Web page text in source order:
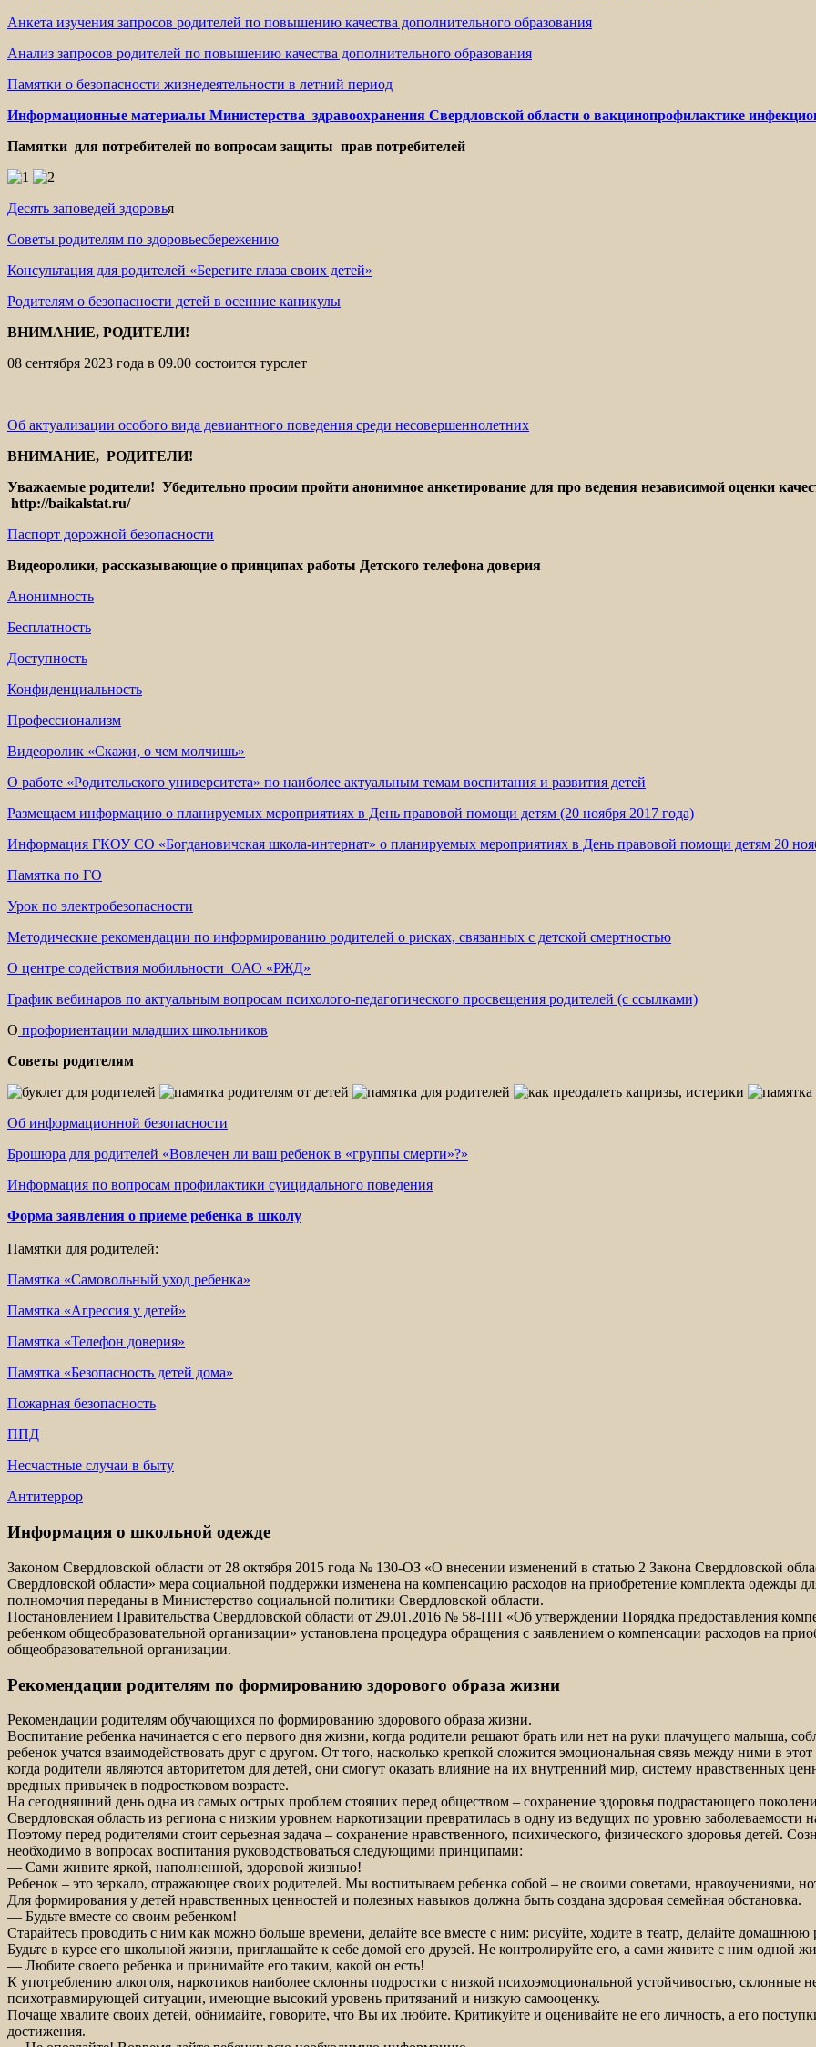
Анкета изучения запросов родителей по повышению качества дополнительного образования
Анализ запросов родителей по повышению качества дополнительного образования
Памятки о безопасности жизнедеятельности в летний период
Информационные материалы Министерства здравоохранения Свердловской области о вакцинопрофилактике
Памятки для потребителей по вопросам защиты прав потребителей
Десять заповедей здоровья
Советы родителям по здоровьесбережению
Консультация для родителей «Берегите глаза своих детей»
Родителям о безопасности детей в осенние каникулы
ВНИМАНИЕ, РОДИТЕЛИ!
08 сентября 2023 года в 09.00 состоится турслет
Об актуализации особого вида девиантного поведения среди несовершеннолетних
ВНИМАНИЕ, РОДИТЕЛИ!
Уважаемые родители! Убедительно просим пройти анонимное анкетирование для про ведения независимой оценки
http://baikalstat.ru/
Паспорт дорожной безопасности
Видеоролики, рассказывающие о принципах работы Детского телефона доверия
Анонимность
Бесплатность
Доступность
Конфиденциальность
Профессионализм
Видеоролик «Скажи, о чем молчишь»
О работе «Родительского университета» по наиболее актуальным темам воспитания и развития детей
Размещаем информацию о планируемых мероприятиях в День правовой помощи детям (20 ноября 2017 года)
Информация ГКОУ СО «Богдановичская школа-интернат» о планируемых мероприятиях в День правовой помощи детям 20
Памятка по ГО
Урок по электробезопасности
Методические рекомендации по информированию родителей о рисках, связанных с детской смертностью
О центре содействия мобильности ОАО «РЖД»
График вебинаров по актуальным вопросам психолого-педагогического просвещения родителей (с ссылками)
О профориентации младших школьников
Советы родителям
Об информационной безопасности
Брошюра для родителей «Вовлечен ли ваш ребенок в «группы смерти»?»
Информация по вопросам профилактики суицидального поведения
Форма заявления о приеме ребенка в школу
Памятки для родителей:
Памятка «Самовольный уход ребенка»
Памятка «Агрессия у детей»
Памятка «Телефон доверия»
Памятка «Безопасность детей дома»
Пожарная безопасность
ППД
Несчастные случаи в быту
Антитеррор
Информация о школьной одежде
Законом Свердловской области от 28 октября 2015 года № 130-ОЗ «О внесении изменений в статью 2 Закона Свердловской
Свердловской области» мера социальной поддержки изменена на компенсацию расходов на приобретение комплекта одежды
полномочия переданы в Министерство социальной политики Свердловской области.
Постановлением Правительства Свердловской области от 29.01.2016 № 58-ПП «Об утверждении Порядка предоставления
ребенком общеобразовательной организации» установлена процедура обращения с заявлением о компенсации расходов на
общеобразовательной организации.
Рекомендации родителям по формированию здорового образа жизни
Рекомендации родителям обучающихся по формированию здорового образа жизни.
Воспитание ребенка начинается с его первого дня жизни, когда родители решают брать или нет на руки плачущего малыша,
ребенок учатся взаимодействовать друг с другом. От того, насколько крепкой сложится эмоциональная связь между ними в
когда родители являются авторитетом для детей, они смогут оказать влияние на их внутренний мир, систему нравственных
вредных привычек в подростковом возрасте.
На сегодняшний день одна из самых острых проблем стоящих перед обществом – сохранение здоровья подрастающего
Свердловская область из региона с низким уровнем наркотизации превратилась в одну из ведущих по уровню заболеваемости
Поэтому перед родителями стоит серьезная задача – сохранение нравственного, психического, физического здоровья детей.
необходимо в вопросах воспитания руководствоваться следующими принципами:
— Сами живите яркой, наполненной, здоровой жизнью!
Ребенок – это зеркало, отражающее своих родителей. Мы воспитываем ребенка собой – не своими советами, нравоучениями,
Для формирования у детей нравственных ценностей и полезных навыков должна быть создана здоровая семейная обстановка.
— Будьте вместе со своим ребенком!
Старайтесь проводить с ним как можно больше времени, делайте все вместе с ним: рисуйте, ходите в театр, делайте
Будьте в курсе его школьной жизни, приглашайте к себе домой его друзей. Не контролируйте его, а сами живите с ним одной
— Любите своего ребенка и принимайте его таким, какой он есть!
К употреблению алкоголя, наркотиков наиболее склонны подростки с низкой психоэмоциональной устойчивостью, склонные
психотравмирующей ситуации, имеющие высокий уровень притязаний и низкую самооценку.
Почаще хвалите своих детей, обнимайте, говорите, что Вы их любите. Критикуйте и оценивайте не его личность, а его
достижения.